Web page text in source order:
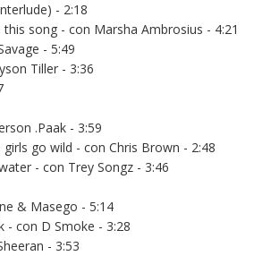
- 2:18
song - con Marsha Ambrosius - 4:21
- 5:49
Tiller - 3:36
.Paak - 3:59
go wild - con Chris Brown - 2:48
- con Trey Songz - 3:46
& Masego - 5:14
- con D Smoke - 3:28
- 3:53